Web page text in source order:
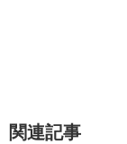
関連記事